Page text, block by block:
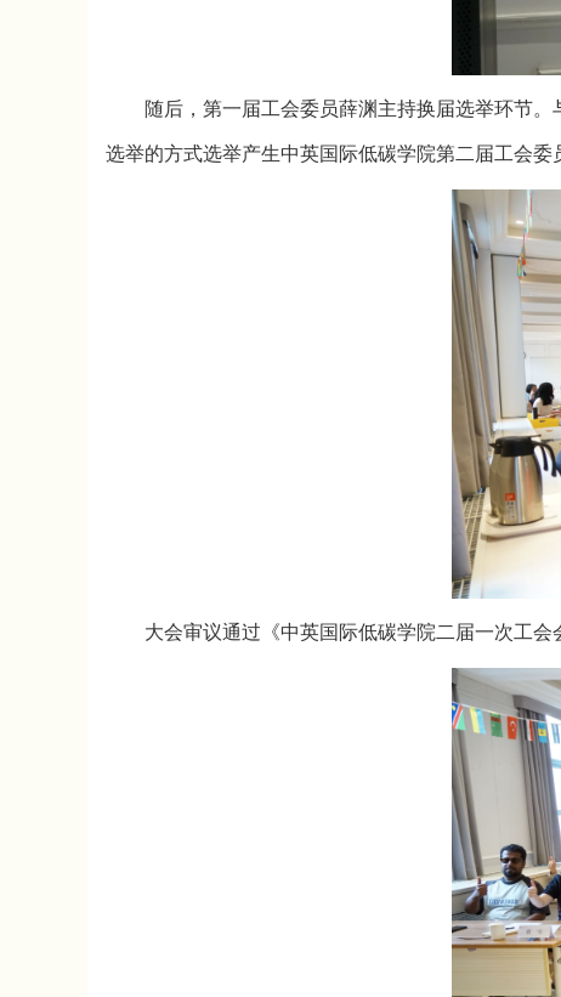
随后，第一届工会委员薛渊主持换届选举环节
选举的方式选举产生中英国际低碳学院第二届工会委
大会审议通过《中英国际低碳学院二届一次工